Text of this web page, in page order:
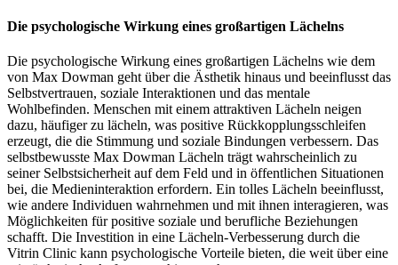
Die psychologische Wirkung eines großartigen Lächelns
Die psychologische Wirkung eines großartigen Lächelns wie dem
von Max Dowman geht über die Ästhetik hinaus und beeinflusst das
Selbstvertrauen, soziale Interaktionen und das mentale
Wohlbefinden. Menschen mit einem attraktiven Lächeln neigen
dazu, häufiger zu lächeln, was positive Rückkopplungsschleifen
erzeugt, die die Stimmung und soziale Bindungen verbessern. Das
selbstbewusste Max Dowman Lächeln trägt wahrscheinlich zu
seiner Selbstsicherheit auf dem Feld und in öffentlichen Situationen
bei, die Medieninteraktion erfordern. Ein tolles Lächeln beeinflusst,
wie andere Individuen wahrnehmen und mit ihnen interagieren, was
Möglichkeiten für positive soziale und berufliche Beziehungen
schafft. Die Investition in eine Lächeln-Verbesserung durch die
Vitrin Clinic kann psychologische Vorteile bieten, die weit über eine